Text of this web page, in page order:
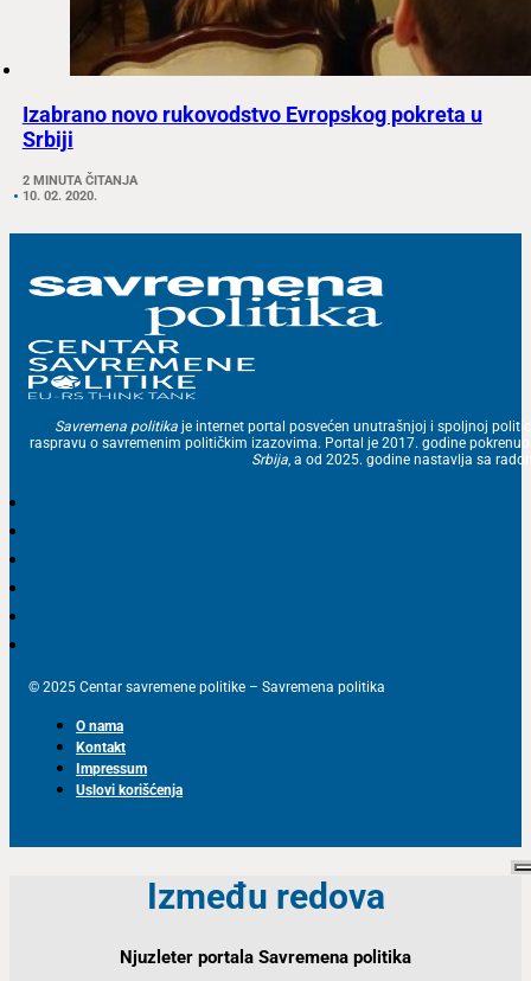
Izabrano novo rukovodstvo Evropskog pokreta u
Srbiji
2 MINUTA ČITANJA
10. 02. 2020.
Savremena politika je internet portal posvećen unutrašnjoj i spoljnoj
raspravu o savremenim političkim izazovima. Portal je 2017. godine
Srbija, a od 2025. godine nastavlja sa
© 2025 Centar savremene politike – Savremena politika
O nama
Kontakt
Impressum
Uslovi korišćenja
Između redova
Njuzleter portala Savremena politika